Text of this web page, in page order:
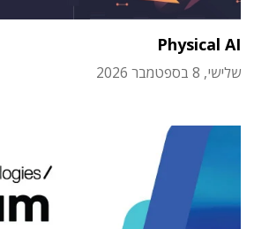
Physical AI
שלישי, 8 בספטמבר 2026